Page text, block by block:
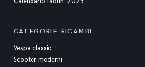
Calendario raduni 2023
CATEGORIE RICAMBI
Vespa classic
Scooter moderni